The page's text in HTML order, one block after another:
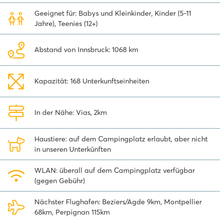
Le Napoléon gehört zu Homair
Campingplätzen. Ein Urlaub auf einem Homair-Campingplatz
garantiert: Spaß für die ganze Familie, Wasserparks mit
Wohlbefinden und natürlich ein voll ausgestattetes Mobilheim!
Genießen in der Premium Zone
Alle unsere erstklassigen Mobilheime befinden sich in einer
Premium-Zone. Dieser eigener Bereich ist toll angelegt: mit
schönen Gehwegen und Pflanzen sowie autofrei, sodass Kinder hier
sicher spielen können!
Neu! Die Wait-App – Ihr kostenloses digitales
Zeitschriftenportal
Während Ihres Urlaubs haben Sie direkten Zugriff auf kostenlose
Zeitschriften auf dem eigenen Tablet oder Smartphone. Die
Geeignet für: Babys und Kleinkinder, Kinder (5-11
Jahre), Teenies (12+)
Abstand von Innsbruck: 1068 km
Kapazität: 168 Unterkunftseinheiten
In der Nähe: Vias, 2km
Haustiere: auf dem Campingplatz erlaubt, aber nicht
in unseren Unterkünften
WLAN: überall auf dem Campingplatz verfügbar
(gegen Gebühr)
Nächster Flughafen: Beziers/Agde 9km, Montpellier
68km, Perpignan 115km